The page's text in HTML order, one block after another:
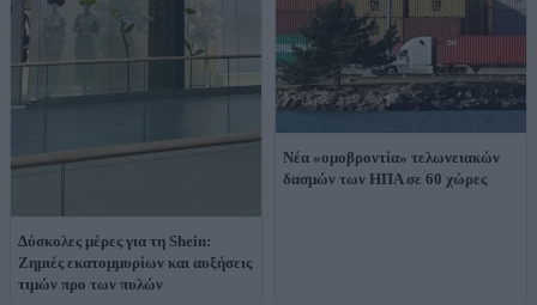
Δύσκολες μέρες για τη Shein:
Ζημιές εκατομμυρίων και αυξήσεις
τιμών προ των πυλών
Νέα «ομοβροντία» τελωνειακών
δασμών των ΗΠΑ σε 60 χώρες